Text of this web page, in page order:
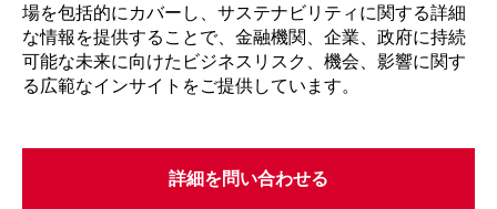
場を包括的にカバーし、サステナビリティに関する詳細
な情報を提供することで、金融機関、企業、政府に持続
可能な未来に向けたビジネスリスク、機会、影響に関す
る広範なインサイトをご提供しています。
詳細を問い合わせる